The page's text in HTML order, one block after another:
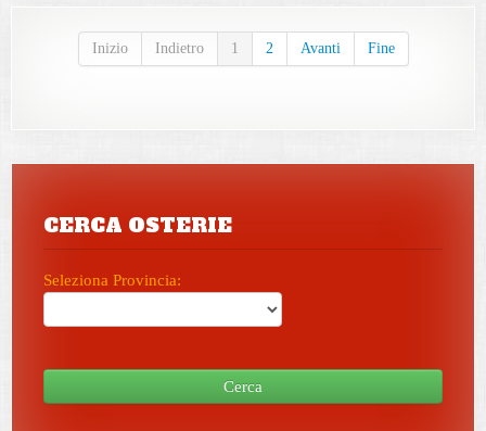
Inizio Indietro 1 2 Avanti Fine
CERCA OSTERIE
Seleziona Provincia:
Cerca